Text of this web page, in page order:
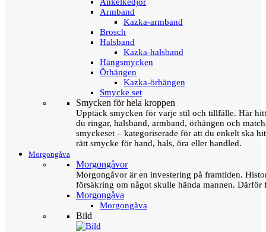
Armband
Kazka-armband
Brosch
Halsband
Kazka-halsband
Hängsmycken
Örhängen
Kazka-örhängen
Smycke set
Smycken för hela kroppen
Upptäck smycken för varje stil och tillfälle. Här
du ringar, halsband, armband, örhängen och
smyckeset – kategoriserade för att du enkelt ska
rätt smycke för hand, hals, öra eller handled.
Morgongåva
Morgongåvor
Morgongåvor är en investering på framtiden.
försäkring om något skulle hända mannen.
Morgongåva
Morgongåva
Bild